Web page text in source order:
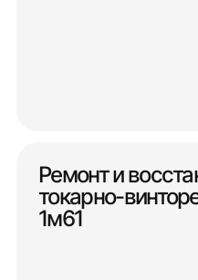
Ремонт и
токарно-
1м61